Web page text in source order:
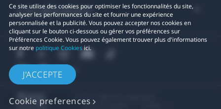
Ce site utilise des cookies pour optimiser les fonctionnalités du site,
analyser les performances du site et fournir une expérience
personnalisée et la publicité. Vous pouvez accepter nos cookies en
cliquant sur le bouton ci-dessous ou gérer vos préférences sur
Préférences Cookie. Vous pouvez également trouver plus d'informations
sur notre politique Cookiesici.
J'ACCEPTE
Cookie preferences
Localisation
Mentions Légales